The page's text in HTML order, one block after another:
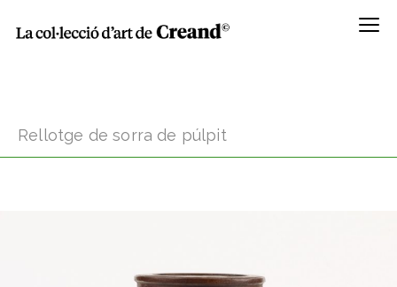
Menú
Rellotge de sorra de púlpit